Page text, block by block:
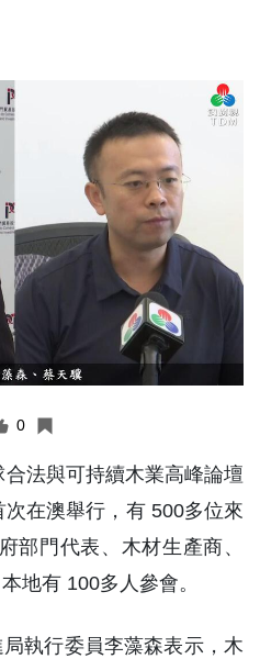
0
法與可持續木業高峰論壇
在澳舉行，有 500多位來
部門代表、木材生產商、
地有 100多人參會。
執行委員李藻森表示，木